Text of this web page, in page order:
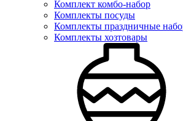
Комплект комбо-набор
Комплекты посуды
Комплекты праздничные
Комплекты хозтовары